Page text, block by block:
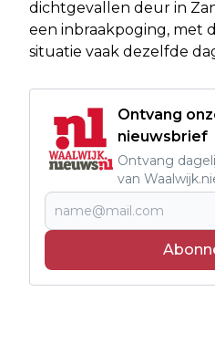
dichtgevallen deur in
een inbraakpoging, met
situatie vaak dezelfde
Ontvang
nieuwsbrief
Ontvang
van